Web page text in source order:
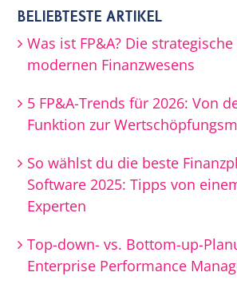
BELIEBTESTE ARTIKEL
Was ist FP&A? Die
modernen Finanzwesens
5 FP&A-Trends für 2026: Von
Funktion zur
So wählst du die beste
Software 2025: Tipps von
Experten
Top-down- vs. Bottom-up-
Enterprise Performance